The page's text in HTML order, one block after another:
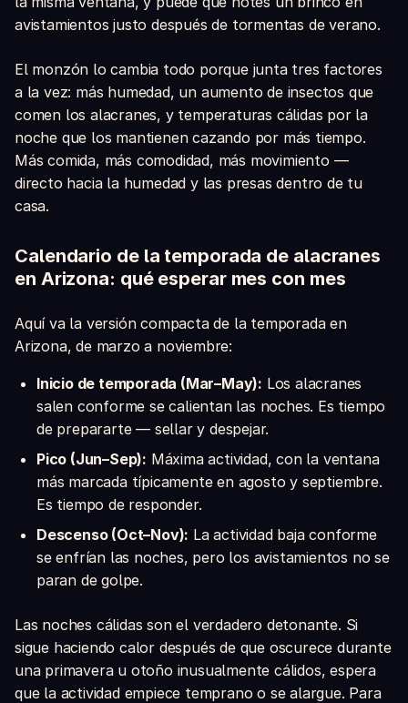
avistamientos justo después de tormentas de verano.
El monzón lo cambia todo porque junta tres factores
a la vez: más humedad, un aumento de insectos que
comen los alacranes, y temperaturas cálidas por la
noche que los mantienen cazando por más tiempo.
Más comida, más comodidad, más movimiento —
directo hacia la humedad y las presas dentro de tu
casa.
Calendario de la temporada de alacranes
en Arizona: qué esperar mes con mes
Aquí va la versión compacta de la temporada en
Arizona, de marzo a noviembre:
Inicio de temporada (Mar–May): Los alacranes
salen conforme se calientan las noches. Es tiempo
de prepararte — sellar y despejar.
Pico (Jun–Sep): Máxima actividad, con la ventana
más marcada típicamente en agosto y septiembre.
Es tiempo de responder.
Descenso (Oct–Nov): La actividad baja conforme
se enfrían las noches, pero los avistamientos no se
paran de golpe.
Las noches cálidas son el verdadero detonante. Si
sigue haciendo calor después de que oscurece durante
una primavera u otoño inusualmente cálidos, espera
que la actividad empiece temprano o se alargue. Para